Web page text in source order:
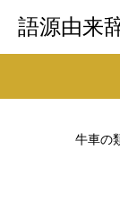
語源由来
牛車の